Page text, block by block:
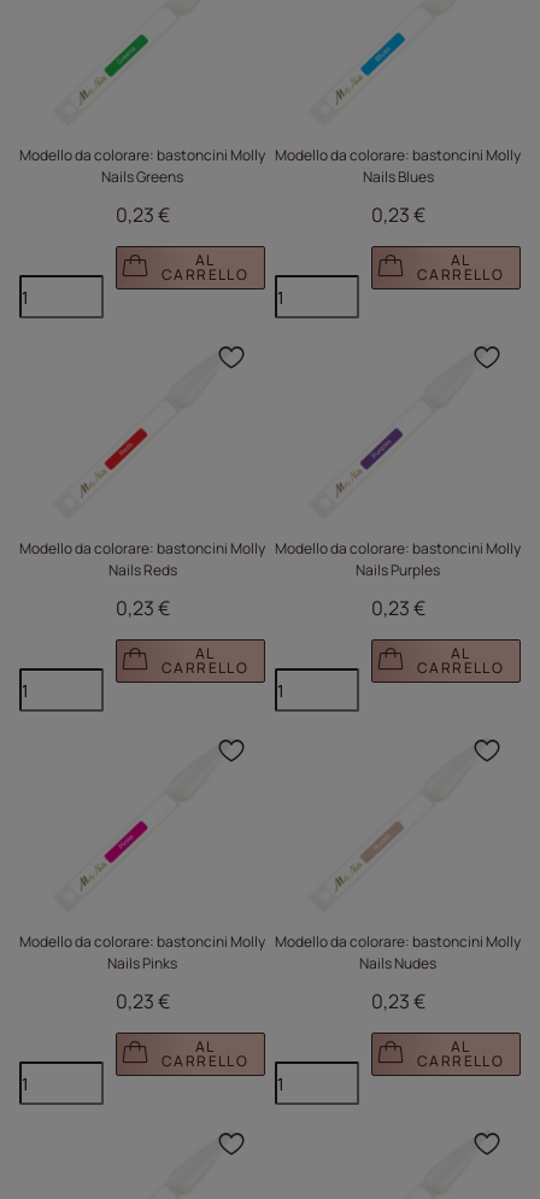
Modello da colorare: bastoncini Molly
Nails Greens
0,23 €
AL
CARRELLO
Modello da colorare: bastoncini Molly
Nails Blues
0,23 €
AL
CARRELLO
Modello da colorare: bastoncini Molly
Nails Reds
0,23 €
AL
CARRELLO
Fare clic per
Modello da colorare: bastoncini Molly
Nails Purples
0,23 €
AL
CARRELLO
Modello da colorare: bastoncini Molly
Nails Pinks
0,23 €
AL
CARRELLO
Fare clic per
Modello da colorare: bastoncini Molly
Nails Nudes
0,23 €
AL
CARRELLO
Fare clic per